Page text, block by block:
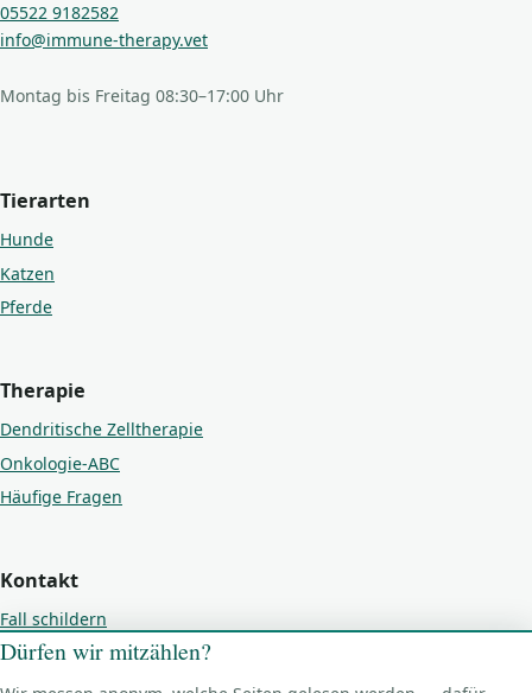
05522 9182582
info@immune-therapy.vet
Montag bis Freitag 08:30–17:00 Uhr
Tierarten
Hunde
Katzen
Pferde
Therapie
Dendritische Zelltherapie
Onkologie-ABC
Häufige Fragen
Kontakt
Fall schildern
Kontakt
Impressum
Dürfen wir mitzählen?